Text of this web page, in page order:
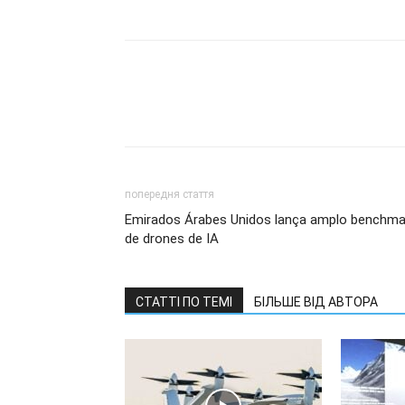
попередня стаття
Emirados Árabes Unidos lança amplo
de drones de IA
СТАТТІ ПО ТЕМІ БІЛЬШЕ ВІД АВТОРА